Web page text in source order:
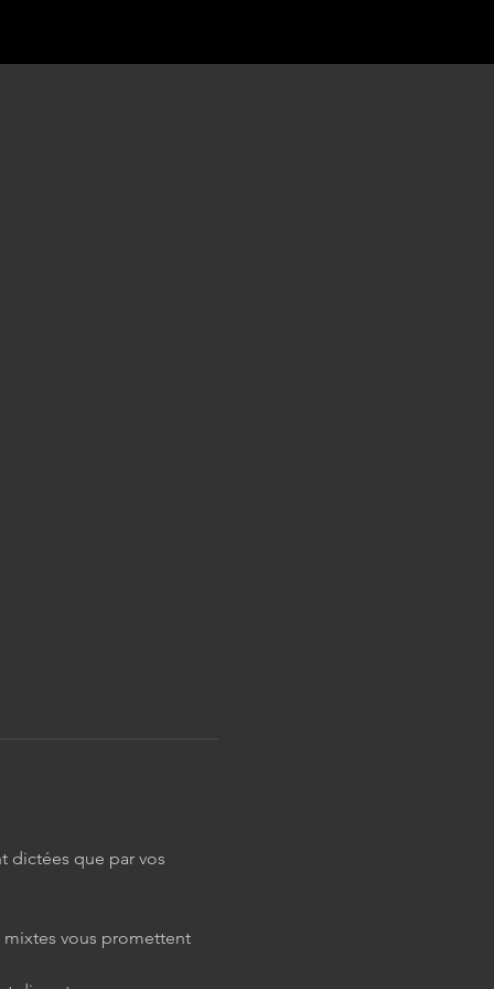
dictées que par vos
mixtes vous promettent